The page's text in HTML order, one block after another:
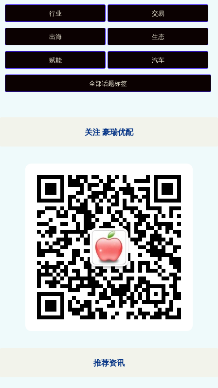
行业 交易
出海 生态
赋能 汽车
全部话题标签
关注 豪瑞优配
推荐资讯